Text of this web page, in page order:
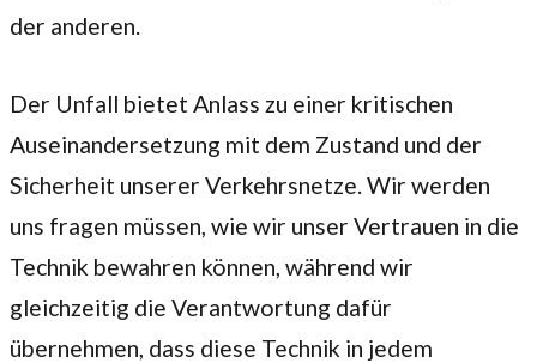
der anderen.
Der Unfall bietet Anlass zu einer kritischen
Auseinandersetzung mit dem Zustand und der
Sicherheit unserer Verkehrsnetze. Wir werden
uns fragen müssen, wie wir unser Vertrauen in die
Technik bewahren können, während wir
gleichzeitig die Verantwortung dafür
übernehmen, dass diese Technik in jedem